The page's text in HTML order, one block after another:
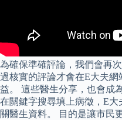
為確保準確評論，我們會再
過核實的評論才會在E大夫
益。 這些醫生分享，也會成
在關鍵字搜尋填上病徵，E
關醫生資料。 目的是讓市民